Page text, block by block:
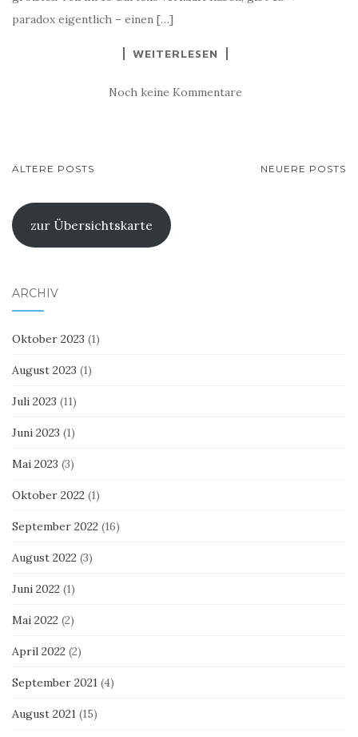
paradox eigentlich – einen […]
WEITERLESEN
Noch keine Kommentare
BEITRAGSNAVIGATION
ÄLTERE POSTS NEUERE POSTS
zur Übersichtskarte
ARCHIV
Oktober 2023 (1)
August 2023 (1)
Juli 2023 (11)
Juni 2023 (1)
Mai 2023 (3)
Oktober 2022 (1)
September 2022 (16)
August 2022 (3)
Juni 2022 (1)
Mai 2022 (2)
April 2022 (2)
September 2021 (4)
August 2021 (15)